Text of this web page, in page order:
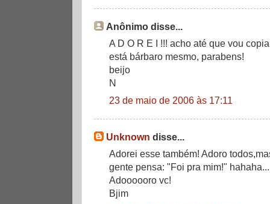
Anônimo disse...
A D O R E I !!! acho até que vou
está bárbaro mesmo, parabens!
beijo
N
23 de maio de 2006 às 17:11
Unknown disse...
Adorei esse também! Adoro
gente pensa: "Foi pra mim!" hahaha...
Adoooooro vc!
Bjim